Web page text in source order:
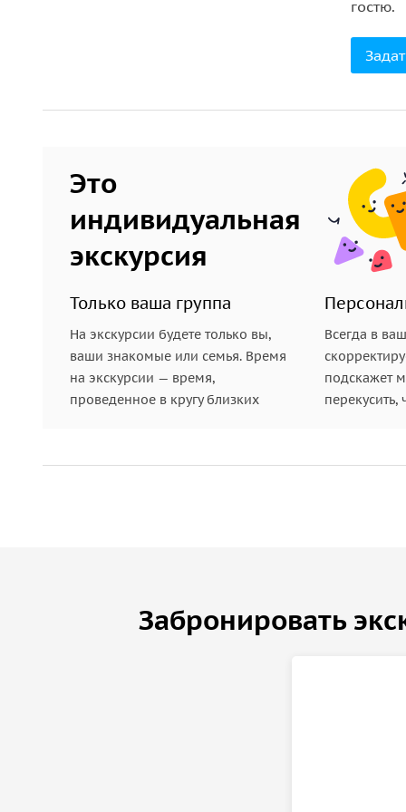
Аренда яхты в Лондоне подходит для самых
романтическое свидание или предложение
семейный отдых или прогулка с друзьями;
деловая встреча или фотосессия;
создание контента для блогов и социальных
На борту вы полностью управляете своим
фото или просто наслаждаться видом и
Незабываемые эмоции и фотогеничные
можно заказать профессиональную
Гибкие условия и спокойствие для гостей
гостю.
Это
индивидуальная
экскурсия
Только ваша группа
На экскурсии будете только вы,
ваши знакомые или семья. Время
на экскурсии — время,
проведенное в кругу близких
Всегда в
подскажет
перекусить,
Забронировать